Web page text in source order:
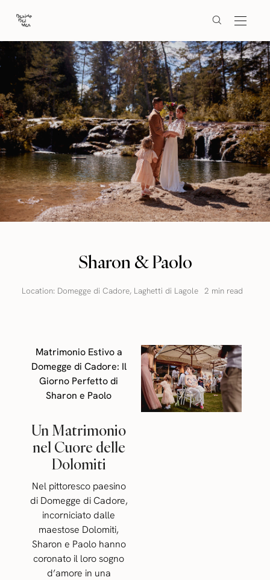
Sharon & Paolo
Location: Domegge di Cadore, Laghetti di Lagole 2 min read
Matrimonio Estivo a
Domegge di Cadore: Il
Giorno Perfetto di
Sharon e Paolo
Un Matrimonio
nel Cuore delle
Dolomiti
Nel pittoresco paesino
di Domegge di Cadore,
incorniciato dalle
maestose Dolomiti,
Sharon e Paolo hanno
coronato il loro sogno
d’amore in una